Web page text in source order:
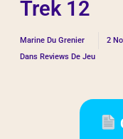
Trek 12
Marine Du Grenier 2
Dans Reviews De Jeu